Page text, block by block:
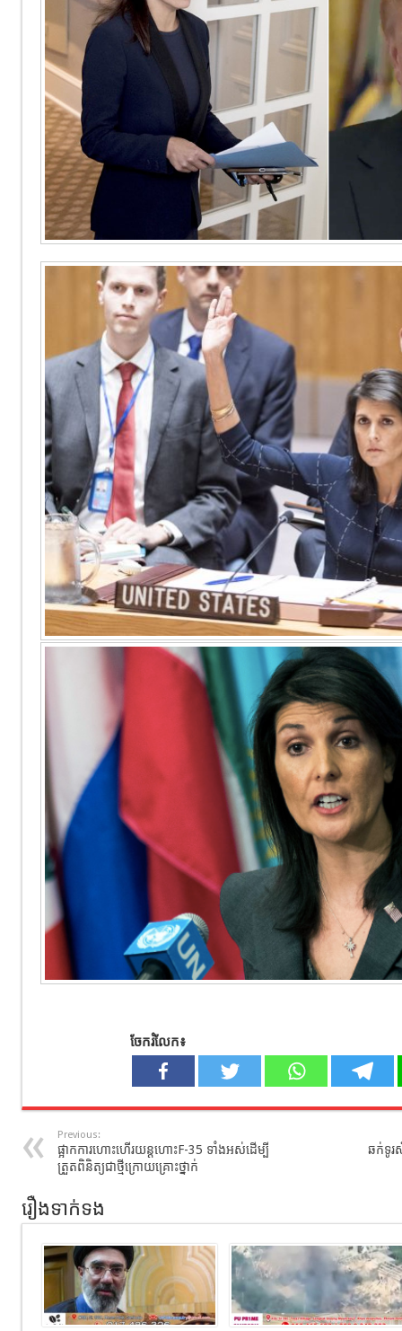
ចែករំលែក៖
Previous:
ផ្អាកការហោះហើរយន្តហោះF-35 ទាំងអស់ដើម្បី
ត្រួតពិនិត្យជាថ្មីក្រោយគ្រោះថ្នាក់
ឆក់ទូរ
រឿងទាក់ទង